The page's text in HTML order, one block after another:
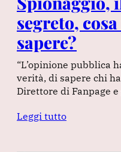
segreto,
sapere?
“L’opinione pubblica
verità, di sapere chi
Direttore di Fanpage
Leggi tutto